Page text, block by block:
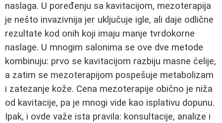
naslaga. U poređenju sa kavitacijom, mezoterapija
je nešto invazivnija jer uključuje igle, ali daje odlične
rezultate kod onih koji imaju manje tvrdokorne
naslage. U mnogim salonima se ove dve metode
kombinuju: prvo se kavitacijom razbiju masne ćelije,
a zatim se mezoterapijom pospešuje metabolizam
i zatezanje kože. Cena mezoterapije obično je niža
od kavitacije, pa je mnogi vide kao isplativu dopunu.
Ipak, i ovde važe ista pravila: konsultacije, analize i